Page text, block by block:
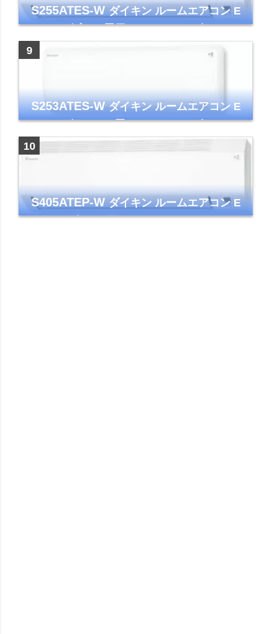
S255ATES-Wダイキン ルームエアコン E
シリーズ 主に8畳用 ホワイト 2025年モデル
S253ATES-Wダイキン ルームエアコン E
シリーズ おもに8畳 ホワイト 2023年モデル
ストリーマ
S405ATEP-Wダイキン ルームエアコン E
シリーズ 主に14畳用 ホワイト 2025年モデル